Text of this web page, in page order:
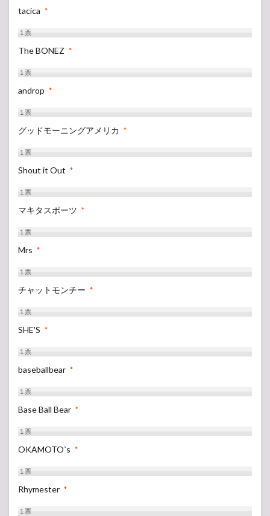
tacica *
1票
The BONEZ *
1票
androp *
1票
グッドモーニングアメリカ *
1票
Shout it Out *
1票
マキタスポーツ *
1票
Mrs *
1票
チャットモンチー *
1票
SHE'S *
1票
baseballbear *
1票
Base Ball Bear *
1票
OKAMOTO`s *
1票
Rhymester *
1票